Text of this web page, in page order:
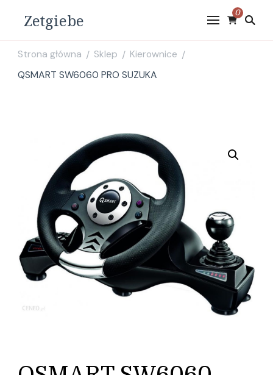
Zetgiebe 0
Strona główna / Sklep / Kierownice /
QSMART SW6060 PRO SUZUKA